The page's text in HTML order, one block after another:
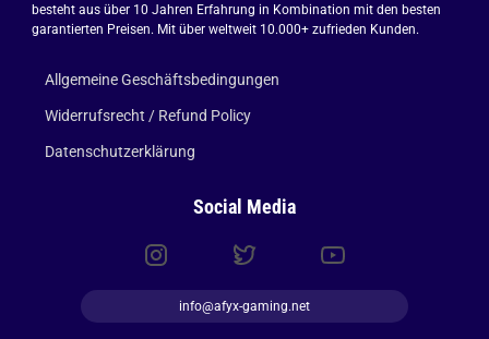
besteht aus über 10 Jahren Erfahrung in Kombination mit den besten
garantierten Preisen. Mit über weltweit 10.000+ zufrieden Kunden.
Allgemeine Geschäftsbedingungen
Widerrufsrecht / Refund Policy
Datenschutzerklärung
Social Media
info@afyx-gaming.net